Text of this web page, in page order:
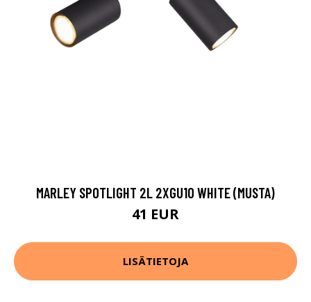
MARLEY SPOTLIGHT 2L 2XGU10 WHITE (MUSTA)
41 EUR
LISÄTIETOJA